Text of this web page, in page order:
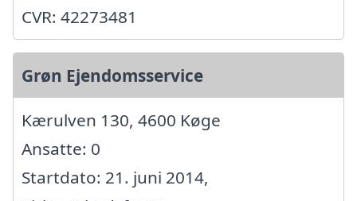
CVR: 42273481
Grøn Ejendomsservice
Kærulven 130, 4600 Køge
Ansatte: 0
Startdato: 21. juni 2014,